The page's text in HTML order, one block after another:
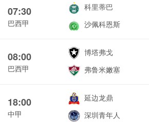
07:30
巴西甲
科里蒂巴
沙佩科恩斯
08:00
巴西甲
博塔弗戈
弗鲁米嫩塞
18:00
中甲
延边龙鼎
深圳青年人